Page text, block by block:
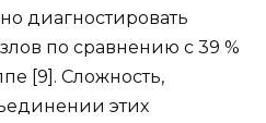
диагностировать
по сравнению с 39 %
[9]. Сложность,
этих